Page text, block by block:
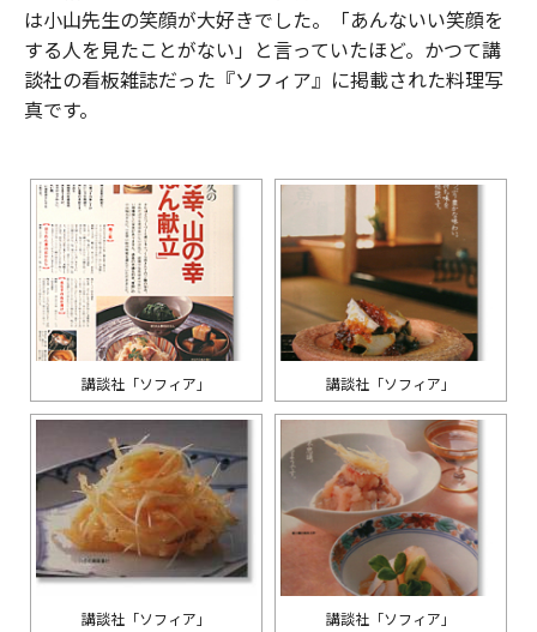
は小山先生の笑顔が大好きでした。「あんないい笑顔を
する人を見たことがない」と言っていたほど。かつて講
談社の看板雑誌だった『ソフィア』に掲載された料理写
真です。
講談社「ソフィア」 講談社「ソフィア」
講談社「ソフィア」 講談社「ソフィア」